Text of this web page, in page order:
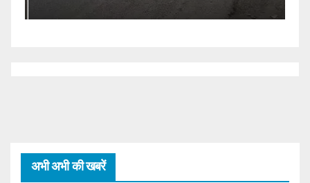
अभी अभी की खबरें